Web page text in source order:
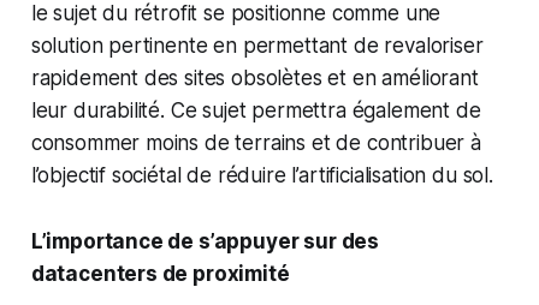
le sujet du rétrofit se positionne comme une
solution pertinente en permettant de revaloriser
rapidement des sites obsolètes et en améliorant
leur durabilité. Ce sujet permettra également de
consommer moins de terrains et de contribuer à
l’objectif sociétal de réduire l’artificialisation du sol.
L’importance de s’appuyer sur des
datacenters de proximité